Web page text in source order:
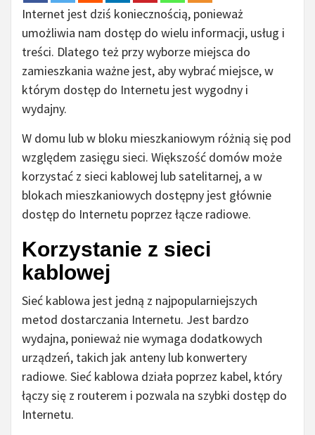
Internet jest dziś koniecznością, ponieważ
umożliwia nam dostęp do wielu informacji, usług i
treści. Dlatego też przy wyborze miejsca do
zamieszkania ważne jest, aby wybrać miejsce, w
którym dostęp do Internetu jest wygodny i
wydajny.
W domu lub w bloku mieszkaniowym różnią się pod
względem zasięgu sieci. Większość domów może
korzystać z sieci kablowej lub satelitarnej, a w
blokach mieszkaniowych dostępny jest głównie
dostęp do Internetu poprzez łącze radiowe.
Korzystanie z sieci
kablowej
Sieć kablowa jest jedną z najpopularniejszych
metod dostarczania Internetu. Jest bardzo
wydajna, ponieważ nie wymaga dodatkowych
urządzeń, takich jak anteny lub konwertery
radiowe. Sieć kablowa działa poprzez kabel, który
łączy się z routerem i pozwala na szybki dostęp do
Internetu.